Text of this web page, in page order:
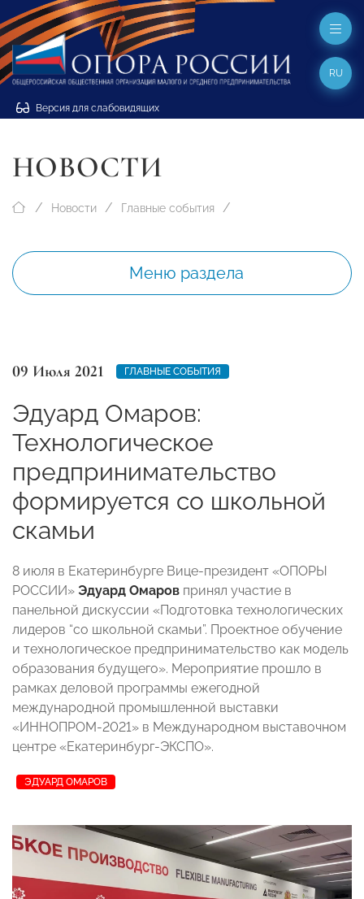
Версия для слабовидящих
RU
НОВОСТИ
Новости Главные события
Меню раздела
09 Июля 2021 ГЛАВНЫЕ СОБЫТИЯ
Эдуард Омаров:
Технологическое
предпринимательство
формируется со школьной
скамьи
8 июля в Екатеринбурге Вице-президент «ОПОРЫ
РОССИИ» Эдуард Омаров принял участие в
панельной дискуссии «Подготовка технологических
лидеров “со школьной скамьи”. Проектное обучение
и технологическое предпринимательство как модель
образования будущего». Мероприятие прошло в
рамках деловой программы ежегодной
международной промышленной выставки
«ИННОПРОМ-2021» в Международном выставочном
центре «Екатеринбург-ЭКСПО».
ЭДУАРД ОМАРОВ